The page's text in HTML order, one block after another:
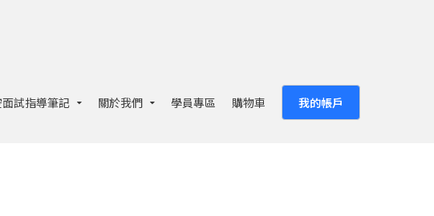
試指導筆記 關於我們 學員專區 購物車 我的帳戶